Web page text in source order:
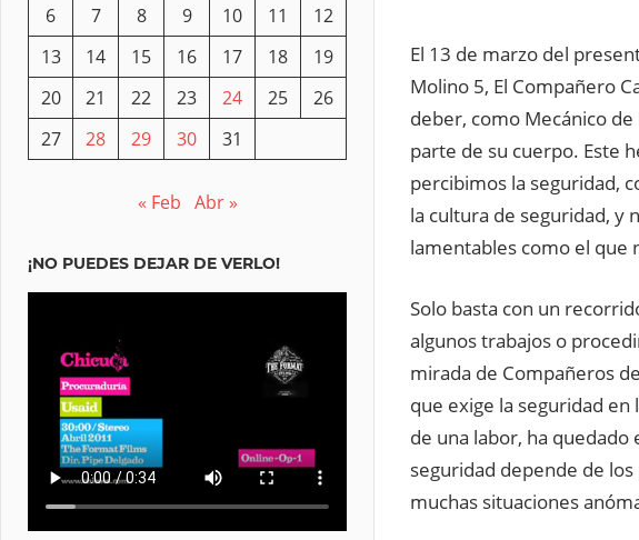
El 13 de marzo del
Molino 5, El Compañero
deber, como Mecánico
parte de su cuerpo. Este
percibimos la seguridad,
la cultura de seguridad, y
lamentables como el que
Solo basta con un
algunos trabajos o
mirada de Compañeros
que exige la seguridad
de una labor, ha quedado
seguridad depende de
muchas situaciones
6
7 8 9 10 11
12
13
14 15 16 17 18
19
20
21 22 23 24 25
26
27
28 29 30 31
« Feb Abr »
¡NO PUEDES DEJAR DE VERLO!